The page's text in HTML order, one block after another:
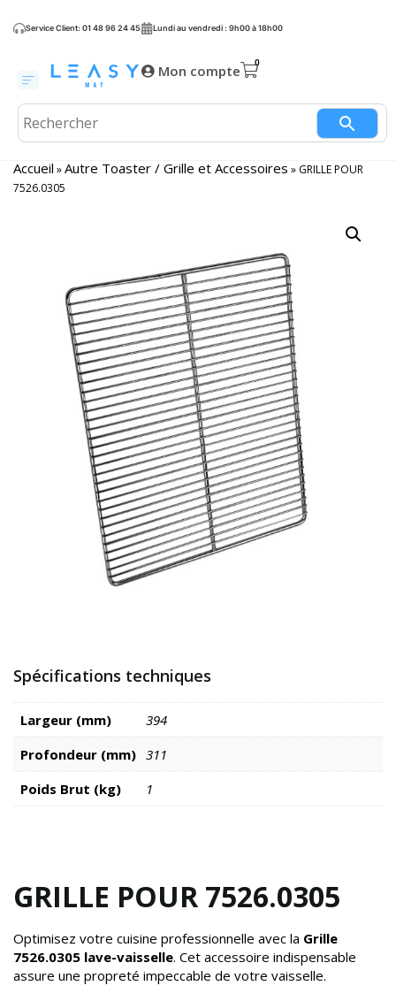
Service Client: 01 48 96 24 45 Lundi au vendredi : 9h00 à 18h00
Mon compte
Accueil »Autre Toaster / Grille et Accessoires » GRILLE POUR
7526.0305
Spécifications techniques
Largeur (mm)
394
Profondeur (mm) 311
Poids Brut (kg)
1
GRILLE POUR 7526.0305
Optimisez votre cuisine professionnelle avec la Grille
7526.0305 lave-vaisselle. Cet accessoire indispensable
assure une propreté impeccable de votre vaisselle.